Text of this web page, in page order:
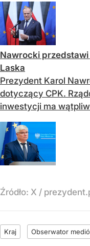
Nawrocki
Laska
Prezydent Karol
dotyczący CPK.
inwestycji ma
Źródło: X /
Kraj Obserwator